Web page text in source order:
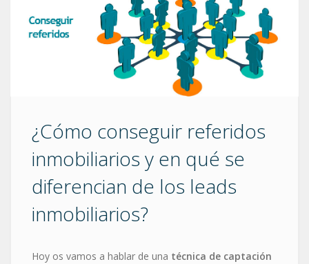
¿Cómo conseguir referidos
inmobiliarios y en qué se
diferencian de los leads
inmobiliarios?
Hoy os vamos a hablar de una técnica de captación